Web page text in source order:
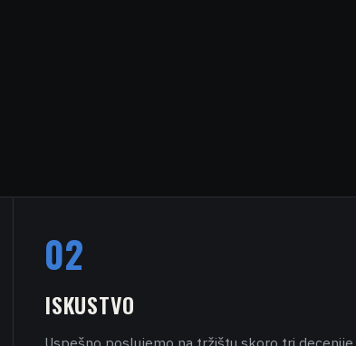
02
ISKUSTVO
Uspešno poslujemo na tržištu skoro tri decenije,